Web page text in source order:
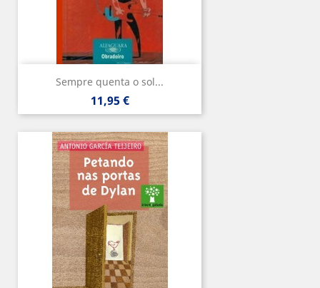
Sempre quenta o sol...
Precio
11,95 €